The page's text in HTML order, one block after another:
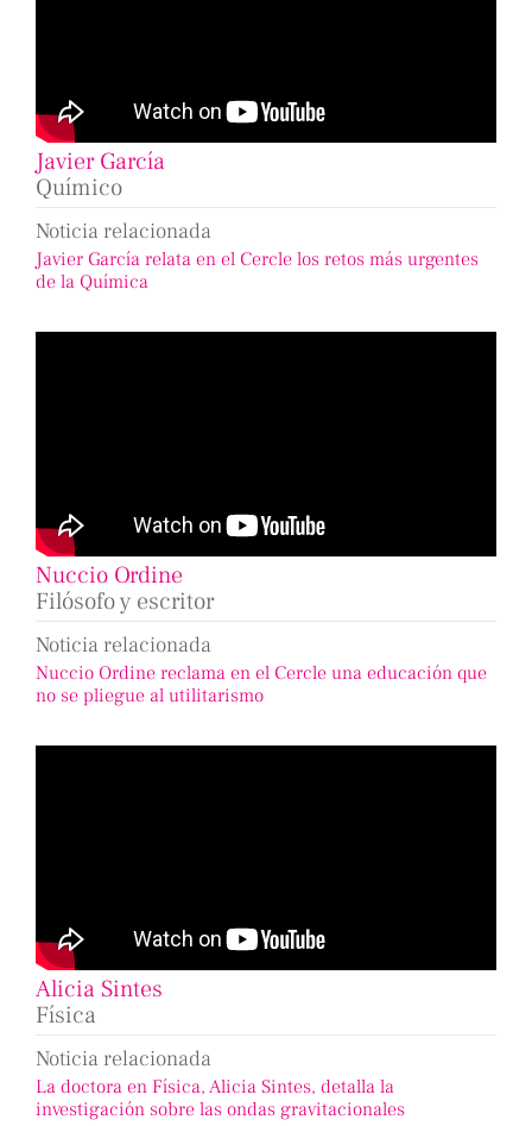
Javier García
Químico
Noticia relacionada
Javier García relata en el Cercle los retos más urgentes
de la Química
Nuccio Ordine
Filósofo y escritor
Noticia relacionada
Nuccio Ordine reclama en el Cercle una educación que
no se pliegue al utilitarismo
Alicia Sintes
Física
Noticia relacionada
La doctora en Física, Alicia Sintes, detalla la
investigación sobre las ondas gravitacionales